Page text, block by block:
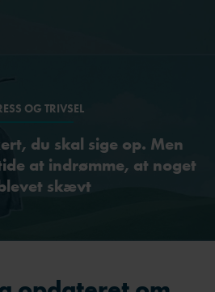
OG TRIVSEL
du skal sige op. Men
at indrømme, at noget
skævt